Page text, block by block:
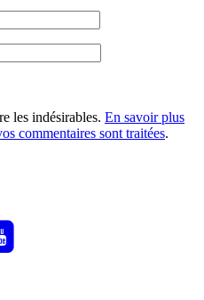
les indésirables. En savoir plus
commentaires sont traitées.